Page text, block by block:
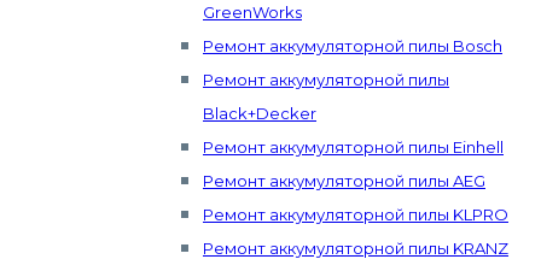
GreenWorks
Ремонт аккумуляторной пилы Bosch
Ремонт аккумуляторной пилы
Black+Decker
Ремонт аккумуляторной пилы Einhell
Ремонт аккумуляторной пилы AEG
Ремонт аккумуляторной пилы KLPRO
Ремонт аккумуляторной пилы KRANZ